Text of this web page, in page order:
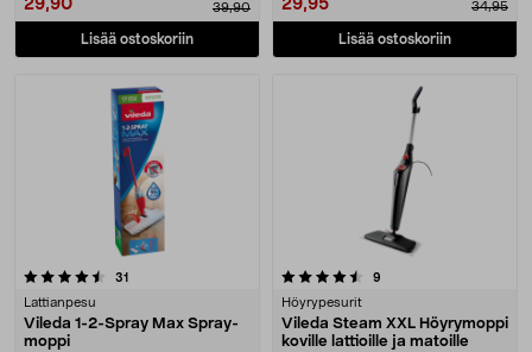
29,90 39,90
Lisää ostoskoriin
29,95 34,95
Lisää ostoskoriin
31
Lattianpesu
Vileda 1-2-Spray Max Spray-
moppi
4.5 viidestä tähdestä 9
Höyrypesurit
Vileda Steam XXL Höyrymoppi
koville lattioille ja matoille